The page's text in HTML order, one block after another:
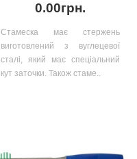
0.00грн.
Стамеска має стержень
виготовлений з вуглецевої
сталі, який має спеціальний
кут заточки. Також стаме..